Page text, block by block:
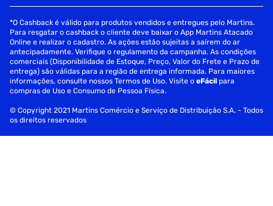
*O Cashback é válido para produtos vendidos e entregues pelo Martins.
Para resgatar o cashback o cliente deve baixar o App Martins Atacado
Online e realizar o cadastro. As ações estão sujeitas a saírem do ar
antecipadamente. Verifique o regulamento da campanha. As condições
comerciais (Disponibilidade de Estoque, Preço, Valor do Frete e Prazo de
entrega) são válidas para a região de entrega informada. Para maiores
informações, consulte nossos Termos de Uso. Visite oeFácil para
compras de Uso e Consumo de Pessoa Física.
© Copyright 2021 Martins Comércio e Serviço de Distribuição S.A. - Todos
os direitos reservados